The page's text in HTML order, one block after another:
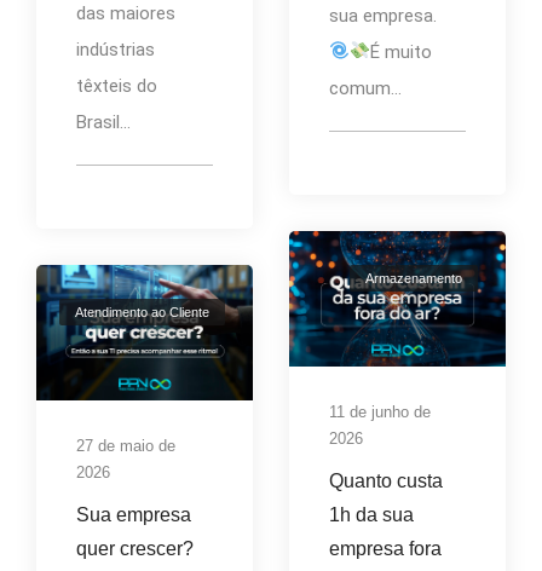
das maiores
indústrias
têxteis do
Brasil...
sua empresa.
É muito
comum...
Armazenamento
11 de junho de
2026
Quanto custa
1h da sua
empresa fora
Atendimento ao Cliente
27 de maio de
2026
Sua empresa
quer crescer?